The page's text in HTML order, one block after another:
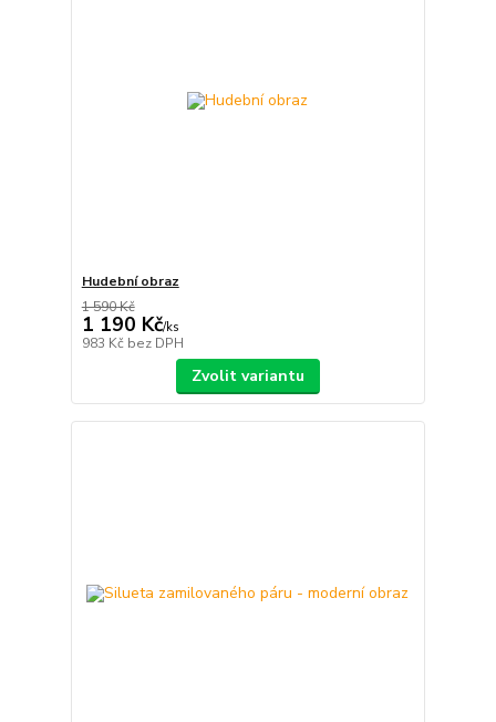
Hudební obraz
1 590 Kč
1 190 Kč/ks
983 Kč bez DPH
Zvolit variantu